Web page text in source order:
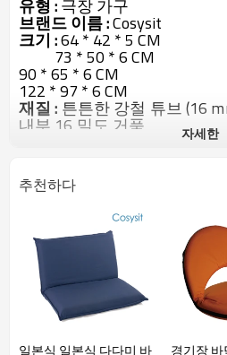
유형 :극장 가구
브랜드 이름 :Cosysit
크기 :64 * 42 * 5 CM
73 * 50 * 6 CM
90 * 65 * 6 CM
122 * 97 * 6 CM
재질 : 튼튼한 강철 튜브(16
내부 16 밀도 거품
PVC 코팅 된 600 D
의 층 (마지막 크기) / 5 개의
개의 PC (다른 크기)
색상 / 로고 인쇄 선택 :
자세한
추천하다
일본식 일본식 다다미 바 경기장